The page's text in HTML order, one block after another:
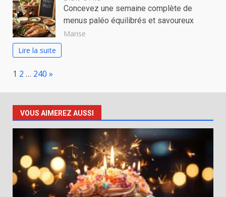
Concevez une semaine complète de
menus paléo équilibrés et savoureux
Marise
Lire la suite
Page:
1 2 … 240 Next
»
VOUS AIMEREZ AUSSI